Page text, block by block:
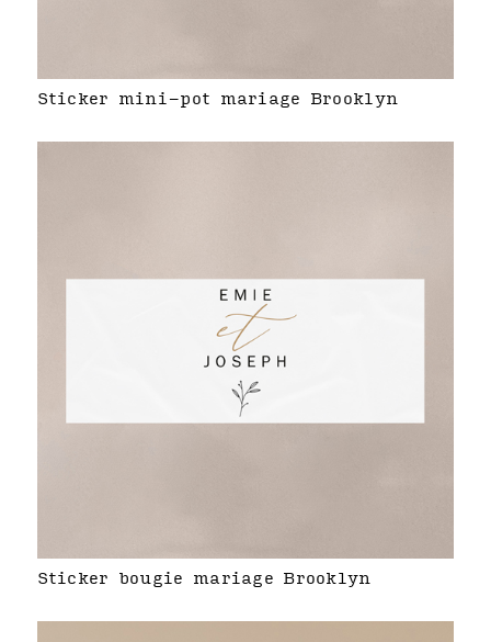
Sticker mini-pot mariage Brooklyn
Sticker bougie mariage Brooklyn